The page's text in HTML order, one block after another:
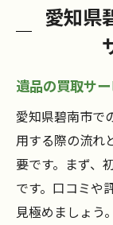
愛知県
遺品の買取サ
愛知県碧南市で
用する際の流れ
要です。まず、
です。口コミや
見極めましょう